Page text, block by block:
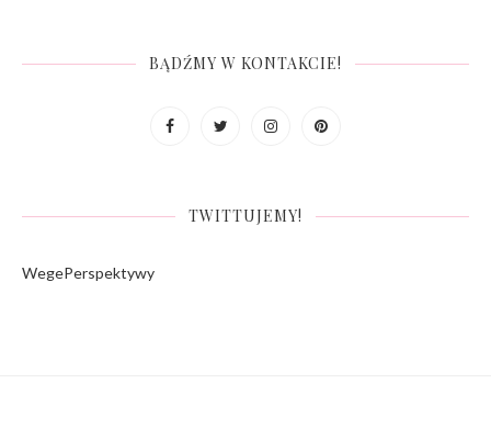
BĄDŹMY W KONTAKCIE!
TWITTUJEMY!
WegePerspektywy